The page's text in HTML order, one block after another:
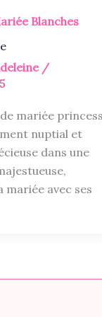
Blanches
/
mariée
nuptial et
dans une
mariée avec ses